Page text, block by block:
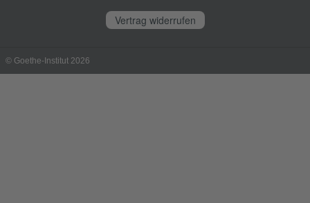
Vertrag widerrufen
© Goethe-Institut 2026